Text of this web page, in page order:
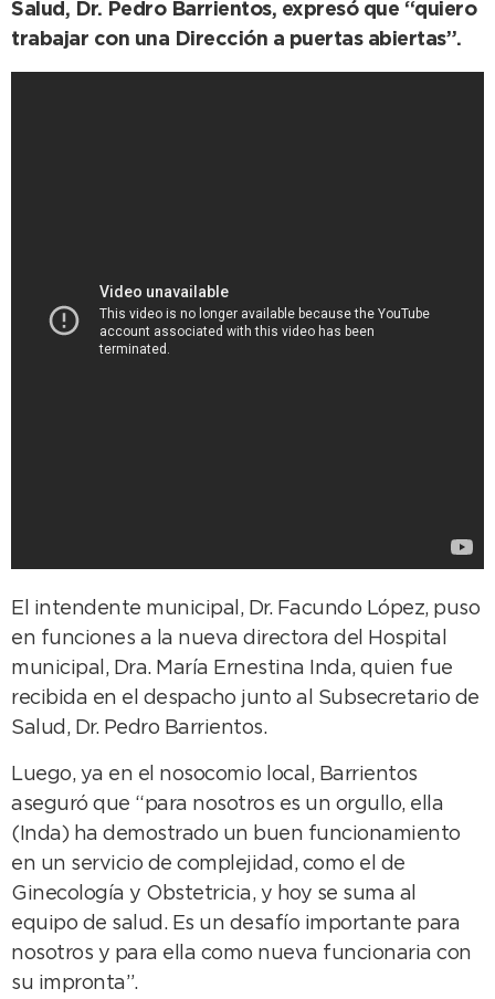
Salud, Dr. Pedro Barrientos, expresó que “quiero
trabajar con una Dirección a puertas abiertas”.
El intendente municipal, Dr. Facundo López, puso
en funciones a la nueva directora del Hospital
municipal, Dra. María Ernestina Inda, quien fue
recibida en el despacho junto al Subsecretario de
Salud, Dr. Pedro Barrientos.
Luego, ya en el nosocomio local, Barrientos
aseguró que “para nosotros es un orgullo, ella
(Inda) ha demostrado un buen funcionamiento
en un servicio de complejidad, como el de
Ginecología y Obstetricia, y hoy se suma al
equipo de salud. Es un desafío importante para
nosotros y para ella como nueva funcionaria con
su impronta”.